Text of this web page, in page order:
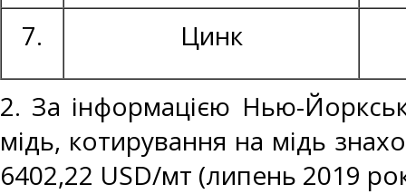
7. Цинк
2. За інформацією Нью-
мідь, котирування на мідь
6402,22 USD/мт (липень 2019